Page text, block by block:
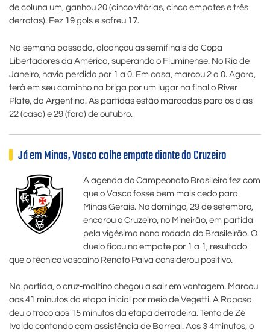
de coluna um, ganhou 20 (cinco vitórias, cinco empates e três
derrotas). Fez 19 gols e sofreu 17.
Na semana passada, alcançou as semifinais da Copa
Libertadores da América, superando o Fluminense. No Rio de
Janeiro, havia perdido por 1 a 0. Em casa, marcou 2 a 0. Agora,
terá em seu caminho na briga por um lugar na final o River
Plate, da Argentina. As partidas estão marcadas para os dias
22 (casa) e 29 (fora) de outubro.
Já em Minas, Vasco colhe empate diante do Cruzeiro
A agenda do Campeonato Brasileiro fez com
que o Vasco fosse bem mais cedo para
Minas Gerais. No domingo, 29 de setembro,
encarou o Cruzeiro, no Mineirão, em partida
pela vigésima nona rodada do Brasileirão. O
duelo ficou no empate por 1 a 1, resultado
que o técnico vascaíno Renato Paiva considerou positivo.
Na partida, o cruz-maltino chegou a sair em vantagem. Marcou
aos 41 minutos da etapa inicial por meio de Vegetti. A Raposa
deu o troco aos 15 minutos da etapa derradeira. Tento de Zé
Ivaldo contando com assistência de Barreal. Aos 3 4minutos, o